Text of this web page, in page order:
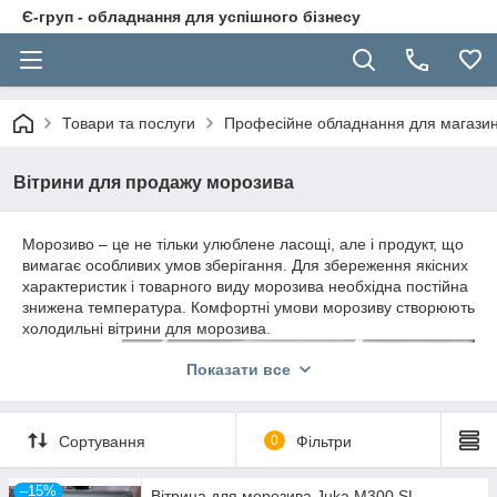
Є-груп - обладнання для успішного бізнесу
Товари та послуги Професійне обладнання для
Вітрини для продажу морозива
Морозиво – це не тільки улюблене ласощі, але і продукт, що
вимагає особливих умов зберігання. Для збереження якісних
характеристик і товарного виду морозива необхідна постійна
знижена температура. Комфортні умови морозиву створюють
холодильні вітрини для морозива.
лар, який
обладнаний
прозорою
Показати все
Сортування 0 Фільтри
–15%